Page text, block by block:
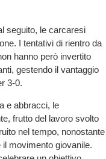
seguito, le carcaresi
I tentativi di rientro da
hanno però invertito
gestendo il vantaggio
3-0.
e abbracci, le
frutto del lavoro svolto
nel tempo, nonostante
movimento giovanile.